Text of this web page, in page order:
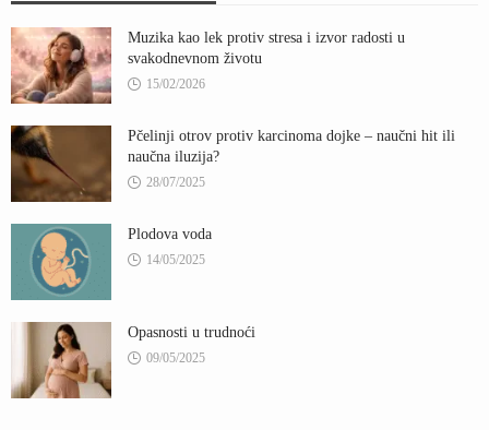
Muzika kao lek protiv stresa i izvor radosti u
svakodnevnom životu
15/02/2026
Pčelinji otrov protiv karcinoma dojke – naučni hit ili
naučna iluzija?
28/07/2025
Plodova voda
14/05/2025
Opasnosti u trudnoći
09/05/2025